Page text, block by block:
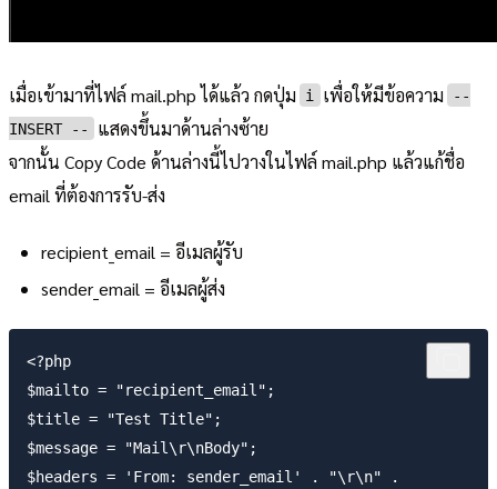
เมื่อเข้ามาที่ไฟล์ mail.php ได้แล้ว กดปุ่ม i เพื่อให้มีข้อความ
--
INSERT --
แสดงขึ้นมาด้านล่างซ้าย
จากนั้น Copy Code ด้านล่างนี้ไปวางในไฟล์ mail.php แล้วแก้ชื่อ
email ที่ต้องการรับ-ส่ง
recipient_email = อีเมลผู้รับ
sender_email = อีเมลผู้ส่ง
<?php
$mailto = "recipient_email";
$title = "Test Title";
$message = "Mail\r\nBody";
$headers = 'From: sender_email' . "\r\n" .